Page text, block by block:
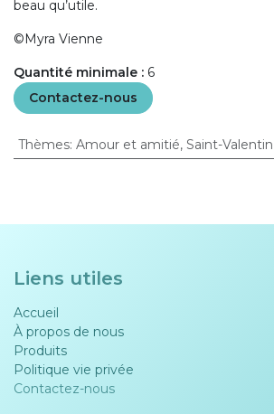
beau qu’utile.
©Myra Vienne
Quantité minimale : 6
Contactez-nous
Thèmes: Amour et amitié, Saint-Valentin
Liens utiles
Accueil
À propos de nous
Produits
Politique vie privée​​
Contactez-nous